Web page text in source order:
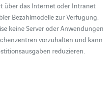
über das Internet oder Intranet
Bezahlmodelle zur Verfügung.
keine Server oder Anwendungen
vorzuhalten und kann
reduzieren.